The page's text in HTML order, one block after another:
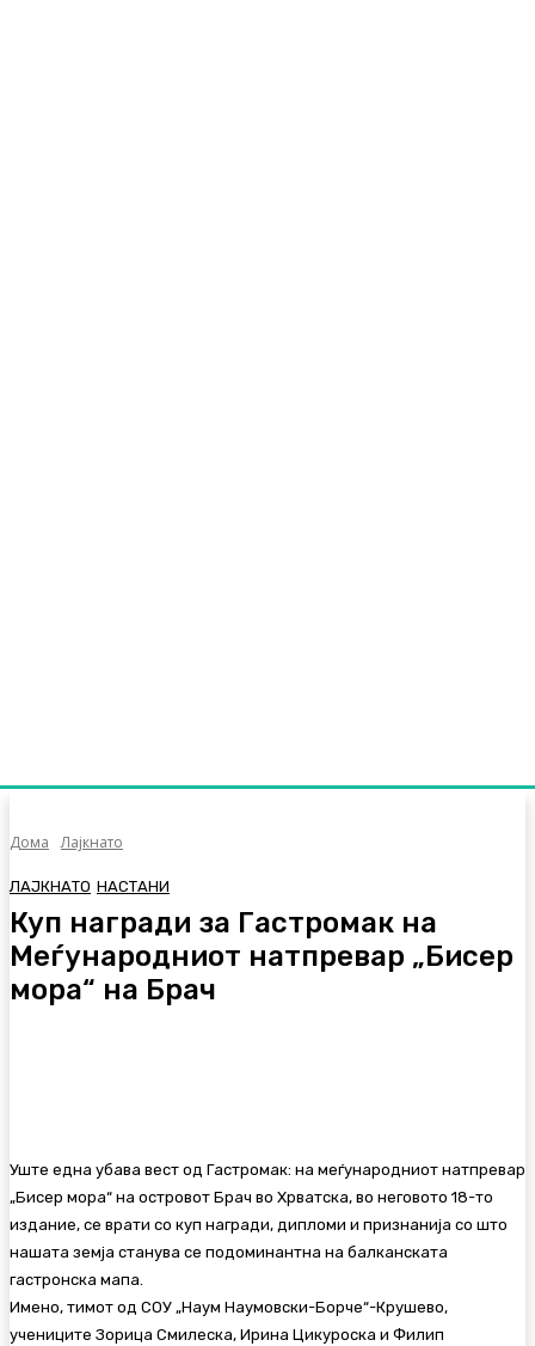
Дома Лајкнато
ЛАЈКНАТО НАСТАНИ
Куп награди за Гастромак на
Меѓународниот натпревар „Бисер
мора“ на Брач
Уште една убава вест од Гастромак: на меѓународниот натпревар
„Бисер мора“ на островот Брач во Хрватска, во неговото 18-то
издание, се врати со куп награди, дипломи и признанија со што
нашата земја станува се подоминантна на балканската
гастронска мапа.
Имено, тимот од СОУ „Наум Наумовски-Борче“-Крушево,
учениците Зорица Смилеска, Ирина Цикуроска и Филип